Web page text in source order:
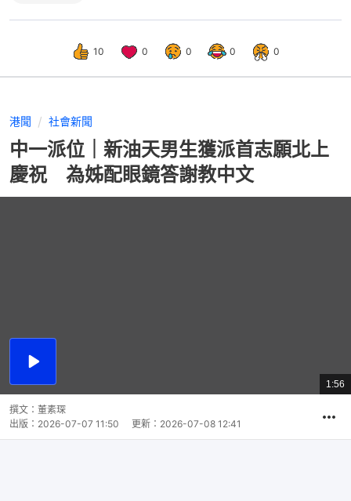
10 0 0 0 0
港聞 社會新聞
中一派位｜新油天男生獲派首志願北上
慶祝 為姊配眼鏡答謝教中文
播
片
總
共
1:56
撰文： 董素琛
出版： 2026-07-07 11:50 更新： 2026-07-08 12:41